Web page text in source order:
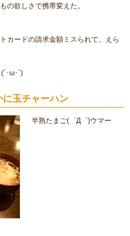
の欲しさで携帯変えた。
カードの請求金額ミスられて、えら
･ω･`)
玉チャーハン
半熟たまご(゜Д゜)ウマー